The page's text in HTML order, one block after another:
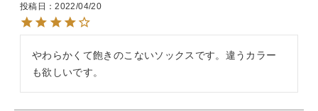
投稿日
2022/04/20
やわらかくて飽きのこないソックスです。違うカラー
も欲しいです。